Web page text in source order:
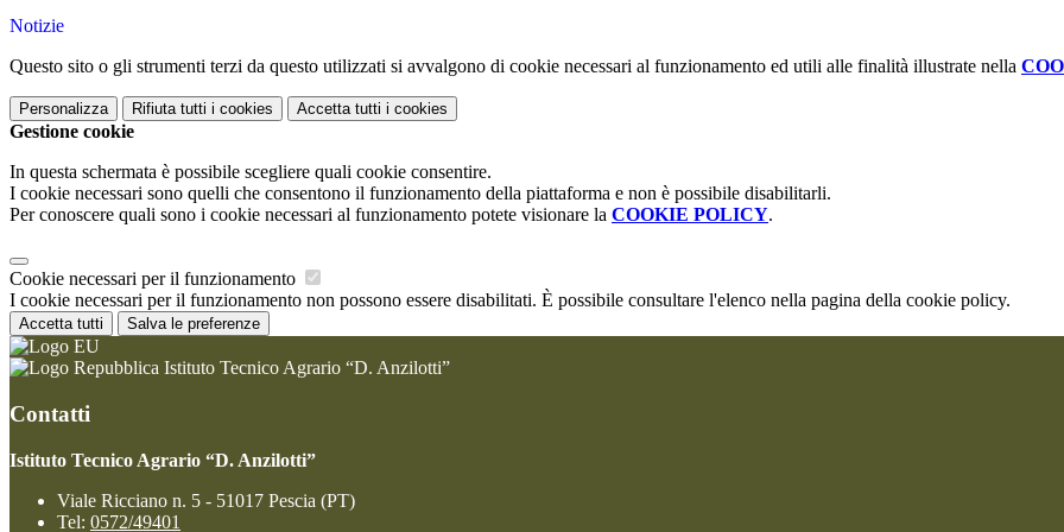
Notizie
Questo sito o gli strumenti terzi da questo utilizzati si avvalgono di cookie necessari al funzionamento ed utili alle finalità illustrate nella
Personalizza Rifiuta tutti i cookies Accetta tutti i cookies
Gestione cookie
In questa schermata è possibile scegliere quali cookie consentire.
I cookie necessari sono quelli che consentono il funzionamento della piattaforma e non è possibile disabilitarli.
Per conoscere quali sono i cookie necessari al funzionamento potete visionare la COOKIE POLICY.
Cookie necessari per il funzionamento
I cookie necessari per il funzionamento non possono essere disabilitati. È possibile consultare l'elenco nella pagina della cookie policy.
Accetta tutti Salva le preferenze
Istituto Tecnico Agrario “D. Anzilotti”
Contatti
Istituto Tecnico Agrario “D. Anzilotti”
Viale Ricciano n. 5 - 51017 Pescia (PT)
Tel: 0572/49401